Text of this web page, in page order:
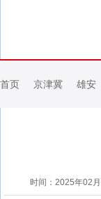
首页 京津冀 雄安
时间：2025年02